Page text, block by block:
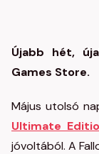
Újabb hét,
Games Store.
Május utolsó
Ultimate
jóvoltából. A